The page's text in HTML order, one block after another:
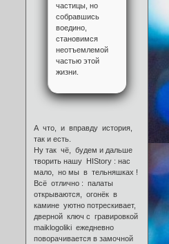
частицы, но
собравшись
воедино,
становимся
неотъемлемой
частью этой
жизни.
А что, и вправду история,
так и есть.
Ну так чё, будем и дальше
творить нашу HIStory : нас
мало, но мы в тельняшках !
Всё отлично : палаты
открываются, огонёк в
камине уютно потрескивает,
дверной ключ с гравировкой
maiklogoliki ежедневно
поворачивается в замочной